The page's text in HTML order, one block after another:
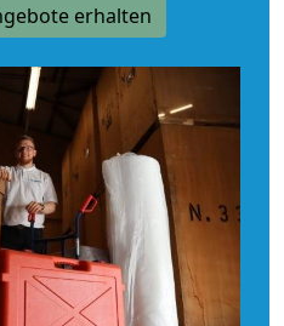
erhalten